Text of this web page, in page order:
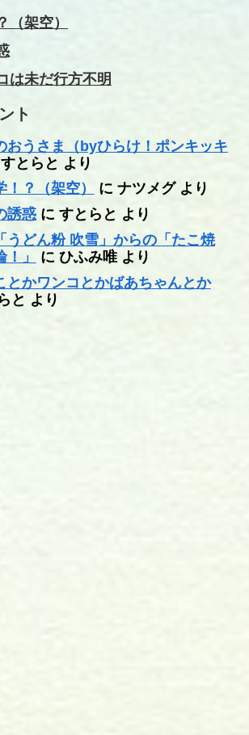
（架空）
は未だ行方不明
ト
おうさま（byひらけ！ポンキッキ
すとらと より
！？（架空）
に ナツメグより
誘惑に すとらと より
うどん粉 吹雪」からの「たこ焼
」
に ひふみ唯より
とかワンコとかばあちゃんとか
と より